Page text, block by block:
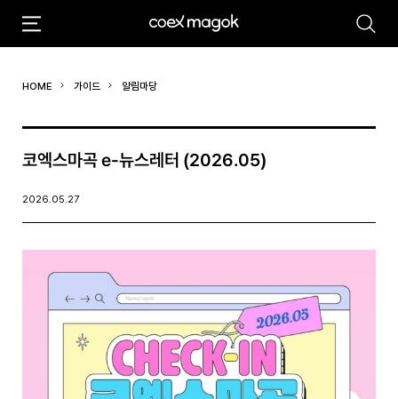
#마곡 #Coex Magok
HOME 가이드 알림마당
코엑스마곡 e-뉴스레터 (2026.05)
2026.05.27